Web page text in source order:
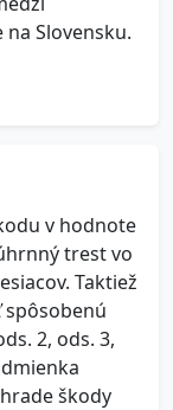
Slovensku.
v hodnote
trest vo
Taktiež
2, ods. 3,
škody